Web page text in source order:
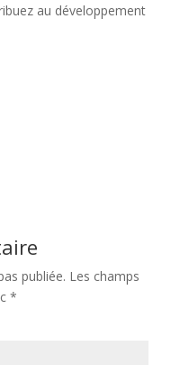
au développement
publiée. Les champs
*